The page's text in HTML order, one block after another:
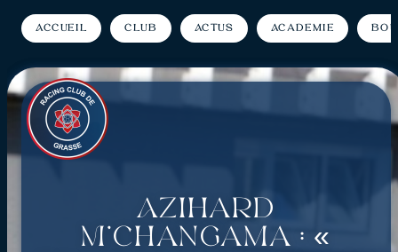
Accueil Club Actus Académie
Azihard
M’Changama : «